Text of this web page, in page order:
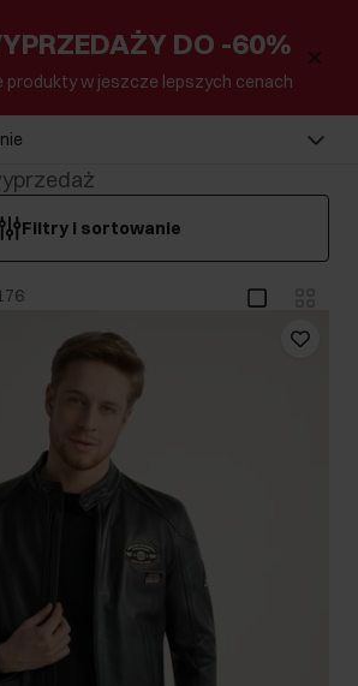
DO -60%
produkty w jeszcze lepszych cenach
Filtry i sortowanie